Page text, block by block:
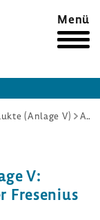
Menü
(Anlage V) Arzneimittel-Richtlinie/Anlage V: Änderung Befristung Klistier Fresenius und Freka-Clyss®
V:
Frese­nius